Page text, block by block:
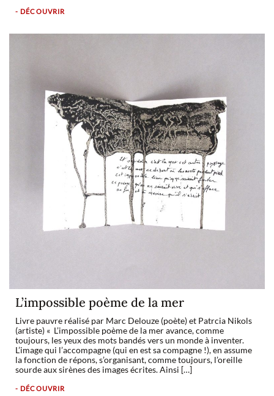
- DÉCOUVRIR
L’impossible poème de la mer
Livre pauvre réalisé par Marc Delouze (poète) et Patrcia Nikols
(artiste) « L’impossible poème de la mer avance, comme
toujours, les yeux des mots bandés vers un monde à inventer.
L’image qui l’accompagne (qui en est sa compagne !), en assume
la fonction de répons, s’organisant, comme toujours, l’oreille
sourde aux sirènes des images écrites. Ainsi […]
- DÉCOUVRIR